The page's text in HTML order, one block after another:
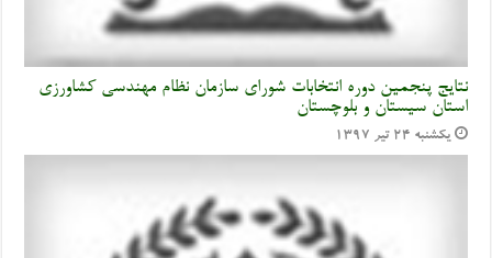
نتایج پنجمین دوره انتخابات شورای سازمان نظام مهندسی کشاورزی
استان سیستان و بلوچستان
یکشنبه ۲۴ تیر ۱۳۹۷